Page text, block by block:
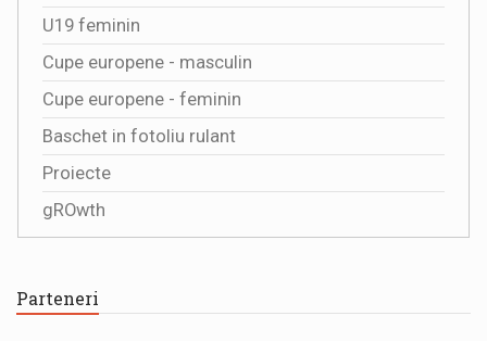
U19 feminin
Cupe europene - masculin
Cupe europene - feminin
Baschet in fotoliu rulant
Proiecte
gROwth
Parteneri